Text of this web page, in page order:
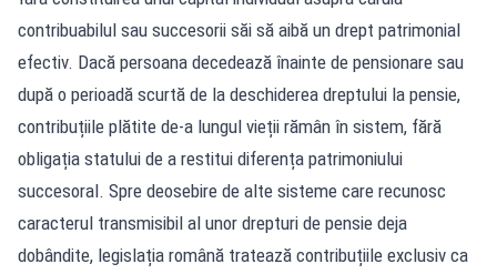
contribuabilul sau succesorii săi să aibă un drept patrimonial
efectiv. Dacă persoana decedează înainte de pensionare sau
după o perioadă scurtă de la deschiderea dreptului la pensie,
contribuțiile plătite de-a lungul vieții rămân în sistem, fără
obligația statului de a restitui diferența patrimoniului
succesoral. Spre deosebire de alte sisteme care recunosc
caracterul transmisibil al unor drepturi de pensie deja
dobândite, legislația română tratează contribuțiile exclusiv ca